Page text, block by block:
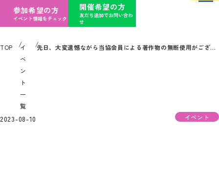
参加希望の方
イベント情報をチェック
開催希望の方
友だち追加でお問い合わ
せ
TOP
イ
ベ
ン
ト
一
覧
先日、大変遺憾ながら当協会員による著作物の無断使用がございました。 本行為は、当協会における規約およびポリシーにも抵触しており大変厳粛に受け止めております。 当協会は本件を詳らかに発表する社会的責務があると考えており、明示させていただきます。
2023-08-10 イベント